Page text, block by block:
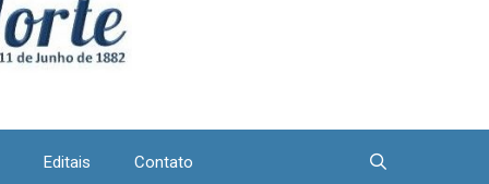
Editais Contato